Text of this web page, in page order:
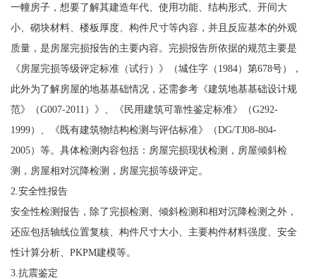
一幢房子，想要了解其建造年代、使用功能、结构形式、开间大
小、砌块材料、楼板厚度、构件尺寸等内容，并且反应基本的外观
质量，是房屋完损报告的主要内容。完损报告所依据的规范主要是
《房屋完损等级评定标准（试行）》（城住字（1984）第678号），
此外为了解房屋的地基基础情况，还需参考《建筑地基基础设计规
范》（G007-2011）》、《民用建筑可靠性鉴定标准》（G292-
1999）、《既有建筑物结构检测与评估标准》（DG/TJ08-804-
2005）等。具体检测内容包括：房屋完损现状检测，房屋倾斜检
测，房屋相对沉降检测，房屋完损等级评定。
2.安全性报告
安全性检测报告，除了完损检测、倾斜检测和相对沉降检测之外，
还应包括轴线位置复核、构件尺寸大小、主要构件材料强度、安全
性计算分析、PKPM建模等。
3.抗震鉴定